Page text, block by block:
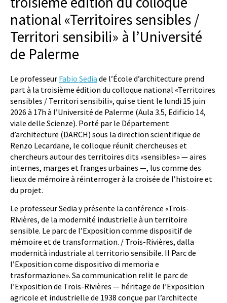
national «Territoires sensibles /
Territori sensibili» à l’Université
de Palerme
Le professeur Fabio Sedia de l’École d’architecture prend
part à la troisième édition du colloque national «Territoires
sensibles / Territori sensibili», qui se tient le lundi 15 juin
2026 à 17h à l’Université de Palerme (Aula 3.5, Edificio 14,
viale delle Scienze). Porté par le Département
d’architecture (DARCH) sous la direction scientifique de
Renzo Lecardane, le colloque réunit chercheuses et
chercheurs autour des territoires dits «sensibles» — aires
internes, marges et franges urbaines —, lus comme des
lieux de mémoire à réinterroger à la croisée de l’histoire et
du projet.
Le professeur Sedia y présente la conférence «Trois-
Rivières, de la modernité industrielle à un territoire
sensible. Le parc de l’Exposition comme dispositif de
mémoire et de transformation. / Trois-Rivières, dalla
modernità industriale al territorio sensibile. Il Parc de
l’Exposition come dispositivo di memoria e
trasformazione». Sa communication relit le parc de
l’Exposition de Trois-Rivières — héritage de l’Exposition
agricole et industrielle de 1938 conçue par l’architecte